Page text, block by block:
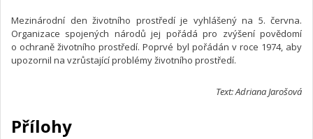
Mezinárodní den životního prostředí je vyhlášený na 5. června.
Organizace spojených národů jej pořádá pro zvýšení povědomí
o ochraně životního prostředí. Poprvé byl pořádán v roce 1974, aby
upozornil na vzrůstající problémy životního prostředí.
Text: Adriana Jarošová
Přílohy